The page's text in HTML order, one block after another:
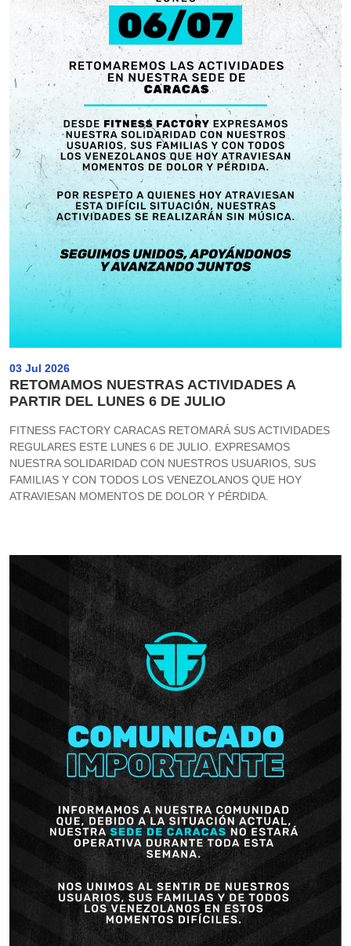
03 Jul 2026
RETOMAMOS NUESTRAS ACTIVIDADES A
PARTIR DEL LUNES 6 DE JULIO
FITNESS FACTORY CARACAS RETOMARÁ SUS ACTIVIDADES
REGULARES ESTE LUNES 6 DE JULIO. EXPRESAMOS
NUESTRA SOLIDARIDAD CON NUESTROS USUARIOS, SUS
FAMILIAS Y CON TODOS LOS VENEZOLANOS QUE HOY
ATRAVIESAN MOMENTOS DE DOLOR Y PÉRDIDA.